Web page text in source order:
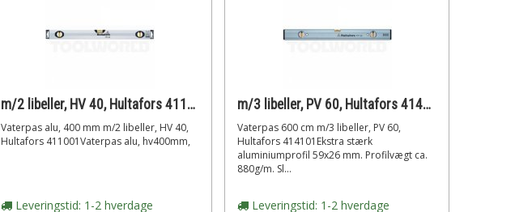
m/2 libeller, HV 40, Hultafors 411001 Vaterpas alu, 400 mm
Vaterpas alu, 400 mm m/2 libeller, HV 40,
Hultafors 411001Vaterpas alu, hv400mm,
Leveringstid: 1-2 hverdage
m/3 libeller, PV 60, Hultafors 414101 Vaterpas 600 cm
Vaterpas 600 cm m/3 libeller, PV 60,
Hultafors 414101Ekstra stærk
aluminiumprofil 59x26 mm. Profilvægt ca.
880g/m. Sl...
Leveringstid: 1-2 hverdage